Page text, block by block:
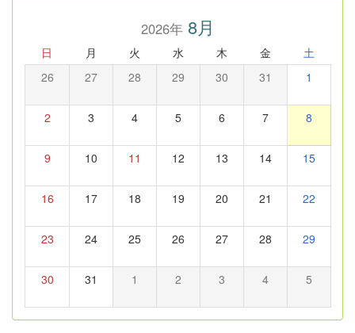
2026年8月
日 月 火 水 木 金 土
26 27 28 29 30 31 1
2 3 4 5 6 7 8
9 10 11 12 13 14 15
16 17 18 19 20 21 22
23 24 25 26 27 28 29
30 31 1 2 3 4 5